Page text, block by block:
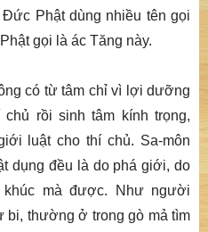
Phật dùng nhiều tên gọi
gọi là ác Tăng này.
có từ tâm chỉ vì lợi dưỡng
rồi sinh tâm kính trọng,
luật cho thí chủ. Sa-môn
dụng đều là do phá giới, do
khúc mà được. Như người
bi, thường ở trong gò mả tìm